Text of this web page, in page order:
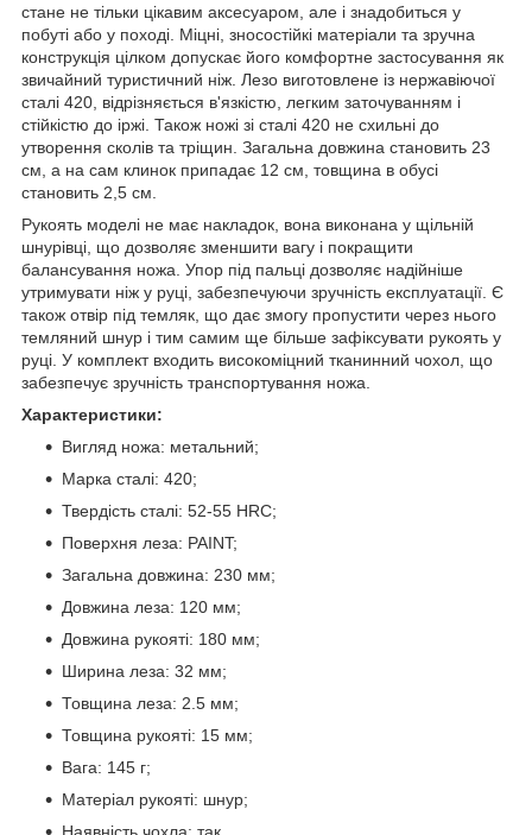
стане не тільки цікавим аксесуаром, але і знадобиться у
побуті або у поході. Міцні, зносостійкі матеріали та зручна
конструкція цілком допускає його комфортне застосування як
звичайний туристичний ніж. Лезо виготовлене із нержавіючої
сталі 420, відрізняється в'язкістю, легким заточуванням і
стійкістю до іржі. Також ножі зі сталі 420 не схильні до
утворення сколів та тріщин. Загальна довжина становить 23
см, а на сам клинок припадає 12 см, товщина в обусі
становить 2,5 см.
Рукоять моделі не має накладок, вона виконана у щільній
шнурівці, що дозволяє зменшити вагу і покращити
балансування ножа. Упор під пальці дозволяє надійніше
утримувати ніж у руці, забезпечуючи зручність експлуатації. Є
також отвір під темляк, що дає змогу пропустити через нього
темляний шнур і тим самим ще більше зафіксувати рукоять у
руці. У комплект входить високоміцний тканинний чохол, що
забезпечує зручність транспортування ножа.
Характеристики:
Вигляд ножа: метальний;
Марка сталі: 420;
Твердість сталі: 52-55 HRC;
Поверхня леза: PAINT;
Загальна довжина: 230 мм;
Довжина леза: 120 мм;
Довжина рукояті: 180 мм;
Ширина леза: 32 мм;
Товщина леза: 2.5 мм;
Товщина рукояті: 15 мм;
Вага: 145 г;
Матеріал рукояті: шнур;
Наявність чохла: так.